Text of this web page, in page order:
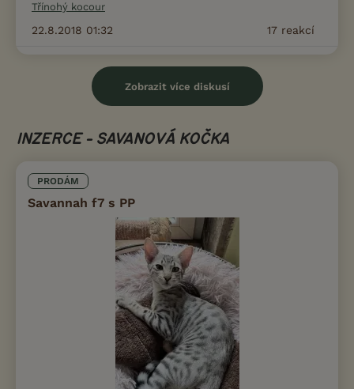
Třínohý kocour
17 reakcí
22.8.2018 01:32
Zobrazit více diskusí
INZERCE - SAVANOVÁ KOČKA
PRODÁM
Savannah f7 s PP